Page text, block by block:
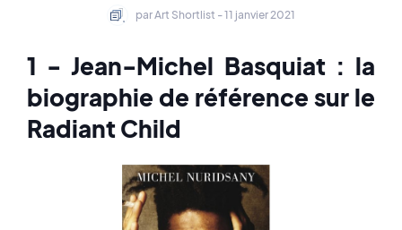
par Art Shortlist - 11 janvier 2021
1 - Jean-Michel Basquiat : la
biographie de référence sur le
Radiant Child